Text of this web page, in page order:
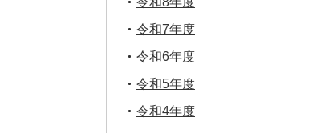
令和7年度
令和6年度
令和5年度
令和4年度